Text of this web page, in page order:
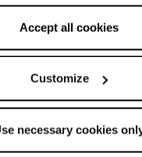
only the technical
of the website will be
Accept all cookies
Customize
necessary cookies
TURISTICA
e Accoglienza
turistica della